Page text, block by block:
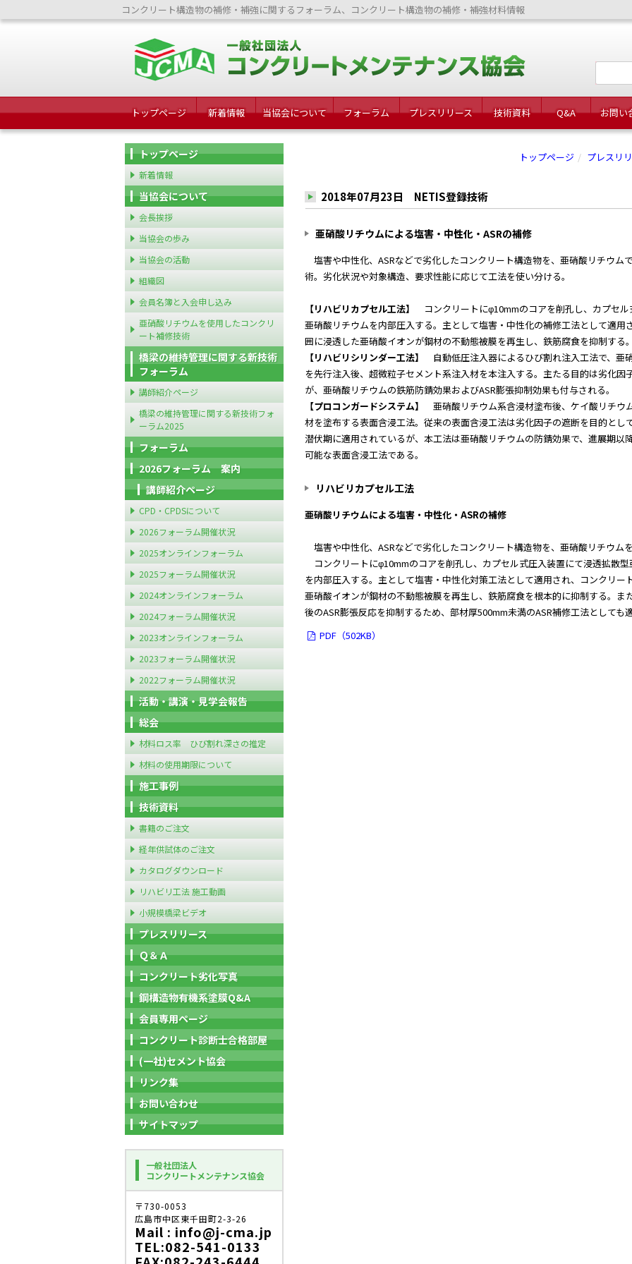
コンクリート構造物の補修・補強に関するフォーラム、コンクリート構造物の補修・補強材料情報
トップページ 新着情報 当協会について フォーラム プレスリリース 技術資料 Q&A お問い
トップページ プレスリ
2018年07月23日 NETIS登録技術
亜硝酸リチウムによる塩害・中性化・ASRの補修
塩害や中性化、ASRなどで劣化したコンクリート構造物を、亜硝酸リチウム
術。劣化状況や対象構造、要求性能に応じて工法を使い分ける。
【リハビリカプセル工法】
コンクリートにφ10mmのコアを削孔し、カプセル
亜硝酸リチウムを内部圧入する。主として塩害・中性化の補修工法として適用
囲に浸透した亜硝酸イオンが鋼材の不動態被膜を再生し、鉄筋腐食を抑制する。
【リハビリシリンダー工法】
自動低圧注入器によるひび割れ注入工法で、亜
を先行注入後、超微粒子セメント系注入材を本注入する。主たる目的は劣化因
が、亜硝酸リチウムの鉄筋防錆効果およびASR膨張抑制効果も付与される。
【プロコンガードシステム】
亜硝酸リチウム系含浸材塗布後、ケイ酸リチウ
材を塗布する表面含浸工法。従来の表面含浸工法は劣化因子の遮断を目的とし
潜伏期に適用されているが、本工法は亜硝酸リチウムの防錆効果で、進展期以
可能な表面含浸工法である。
リハビリカプセル工法
亜硝酸リチウムによる塩害・中性化・ASRの補修
塩害や中性化、ASRなどで劣化したコンクリート構造物を、亜硝酸リチウム
コンクリートにφ10mmのコアを削孔し、カプセル式圧入装置にて浸透拡散型
を内部圧入する。主として塩害・中性化対策工法として適用され、コンクリー
亜硝酸イオンが鋼材の不動態被膜を再生し、鉄筋腐食を根本的に抑制する。ま
後のASR膨張反応を抑制するため、部材厚500mm未満のASR補修工法としても
PDF（502KB）
トップページ
新着情報
当協会について
会長挨拶
当協会の歩み
当協会の活動
組織図
会員名簿と入会申し込み
亜硝酸リチウムを使用したコンクリ
ート補修技術
橋梁の維持管理に関する新技術
フォーラム
講師紹介ページ
橋梁の維持管理に関する新技術フォ
ーラム2025
フォーラム
2026フォーラム 案内
講師紹介ページ
CPD・CPDSについて
2026フォーラム開催状況
2025オンラインフォーラム
2025フォーラム開催状況
2024オンラインフォーラム
2024フォーラム開催状況
2023オンラインフォーラム
2023フォーラム開催状況
2022フォーラム開催状況
活動・講演・見学会報告
総会
材料ロス率 ひび割れ深さの推定
材料の使用期限について
施工事例
技術資料
書籍のご注文
経年供試体のご注文
カタログダウンロード
リハビリ工法 施工動画
小規模橋梁ビデオ
プレスリリース
Ｑ＆Ａ
コンクリート劣化写真
鋼構造物有機系塗膜Q&A
会員専用ページ
コンクリート診断士合格部屋
(一社)セメント協会
リンク集
お問い合わせ
サイトマップ
一般社団法人
コンクリートメンテナンス協会
〒730-0053
広島市中区東千田町2-3-26
Mail : info@j-cma.jp
TEL:082-541-0133